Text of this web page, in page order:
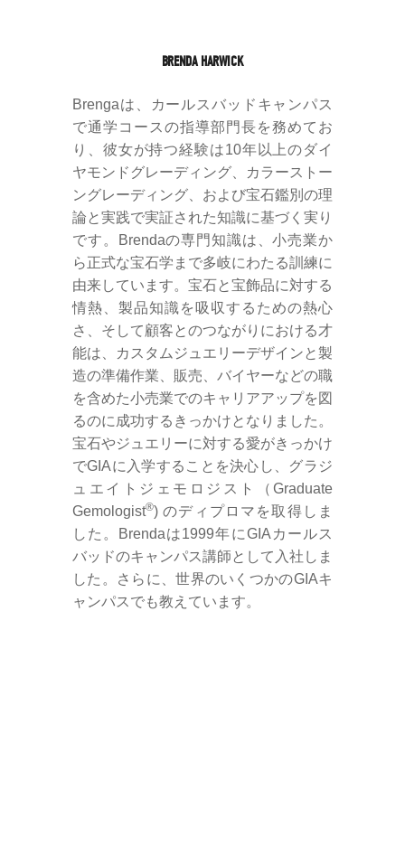
BRENDA HARWICK
Brengaは、カールスバッドキャンパス
で通学コースの指導部門長を務めてお
り、彼女が持つ経験は10年以上のダイ
ヤモンドグレーディング、カラーストー
ングレーディング、および宝石鑑別の理
論と実践で実証された知識に基づく実り
です。Brendaの専門知識は、小売業か
ら正式な宝石学まで多岐にわたる訓練に
由来しています。宝石と宝飾品に対する
情熱、製品知識を吸収するための熱心
さ、そして顧客とのつながりにおける才
能は、カスタムジュエリーデザインと製
造の準備作業、販売、バイヤーなどの職
を含めた小売業でのキャリアアップを図
るのに成功するきっかけとなりました。
宝石やジュエリーに対する愛がきっかけ
でGIAに入学することを決心し、グラジ
ュエイトジェモロジスト（Graduate
Gemologist®) のディプロマを取得しま
した。Brendaは1999年にGIAカールス
バッドのキャンパス講師として入社しま
した。さらに、世界のいくつかのGIAキ
ャンパスでも教えています。